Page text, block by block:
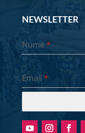
NEWSLETTER
Nume*
Email *